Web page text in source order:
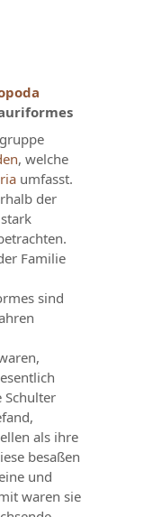
, welche
umfasst.
der
Familie
sind
Schulter
als ihre
besaßen
und
waren sie